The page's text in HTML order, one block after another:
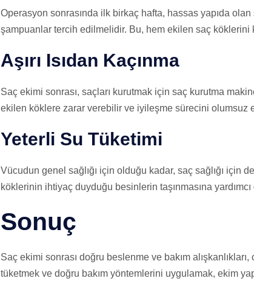
Operasyon sonrasında ilk birkaç hafta, hassas yapıda
şampuanlar tercih edilmelidir. Bu, hem ekilen saç köklerini
Aşırı Isıdan Kaçınma
Saç ekimi sonrası, saçları kurutmak için saç kurutma
ekilen köklere zarar verebilir ve iyileşme sürecini olumsuz
Yeterli Su Tüketimi
Vücudun genel sağlığı için olduğu kadar, saç sağlığı için
köklerinin ihtiyaç duyduğu besinlerin taşınmasına yardımcı
Sonuç
Saç ekimi sonrası doğru beslenme ve bakım
tüketmek ve doğru bakım yöntemlerini uygulamak, ekim